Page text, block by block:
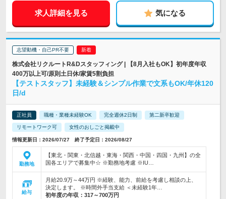
求人詳細を見る 気になる
志望動機・自己PR不要
株式会社リクルートR&Dスタッフィング | 【8月入社もOK】初年度年収
400万以上可/原則土日休/家賃5割負担
【テストスタッフ】未経験＆シンプル作業で文系もOK/年休120
日/d
正社員 職種・業種未経験OK 完全週休2日制 第二新卒歓迎
リモートワーク可 女性のおしごと掲載中
情報更新日：2026/07/27 終了予定日：2026/08/27
勤務地
【東北・関東・北信越・東海・関西・中国・四国・九州】の全
国各エリアで募集中☆ ※勤務地考慮 ※IU…
給与
月給20.9万～44万円 ※経験、能力、前給を考慮し相談の上、
決定します。 ※時間外手当支給 ＜未経験1年…
初年度の年収： 317～700万円